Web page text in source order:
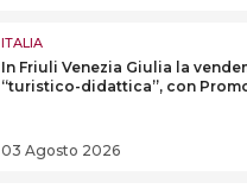
ITALIA
In Friuli Venezia Giulia la
“turistico-didattica”, con
03 Agosto 2026